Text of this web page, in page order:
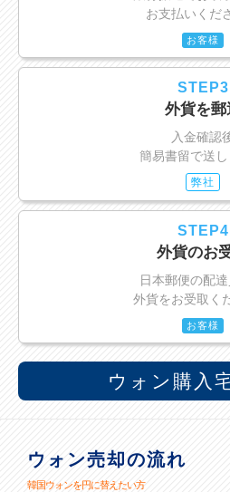
お支払いくだ
お客様
STEP3
外貨を郵
入金確認
簡易書留で送し
弊社
STEP4
外貨のお
日本郵便の配
外貨をお受取く
お客様
ウォン購入
ウォン売却の流れ
韓国ウォンを円に替えたい方